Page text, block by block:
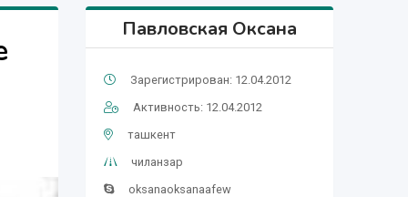
Павловская Оксана
Зарегистрирован: 12.04.2012
Активность: 12.04.2012
ташкент
чиланзар
oksanaoksanaafew